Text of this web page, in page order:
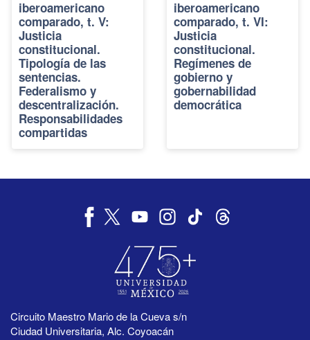
iberoamericano
comparado, t. V:
Justicia
constitucional.
Tipología de las
sentencias.
Federalismo y
descentralización.
Responsabilidades
compartidas
iberoamericano
comparado, t. VI:
Justicia
constitucional.
Regímenes de
gobierno y
gobernabilidad
democrática
Circuito Maestro Mario de la Cueva s/n
Ciudad Universitaria, Alc. Coyoacán